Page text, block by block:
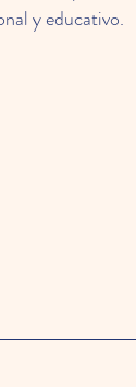
y educativo.